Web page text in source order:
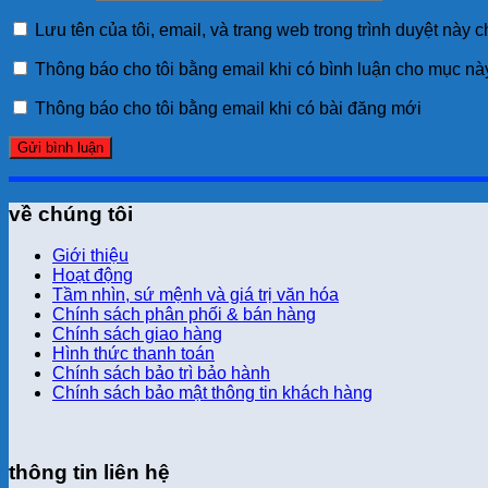
Lưu tên của tôi, email, và trang web trong trình duyệt này
Thông báo cho tôi bằng email khi có bình luận cho mục
Thông báo cho tôi bằng email khi có bài đăng mới
về chúng tôi
Giới thiệu
Hoạt động
Tầm nhìn, sứ mệnh và giá trị văn hóa
Chính sách phân phối & bán hàng
Chính sách giao hàng
Hình thức thanh toán
Chính sách bảo trì bảo hành
Chính sách bảo mật thông tin khách hàng
thông tin liên hệ